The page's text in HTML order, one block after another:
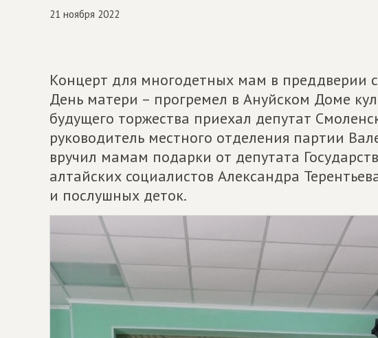
21 ноября 2022
Концерт для многодетных мам в преддверии
День матери – прогремел в Ануйском Доме
будущего торжества приехал депутат
руководитель местного отделения партии
вручил мамам подарки от депутата
алтайских социалистов Александра
и послушных деток.